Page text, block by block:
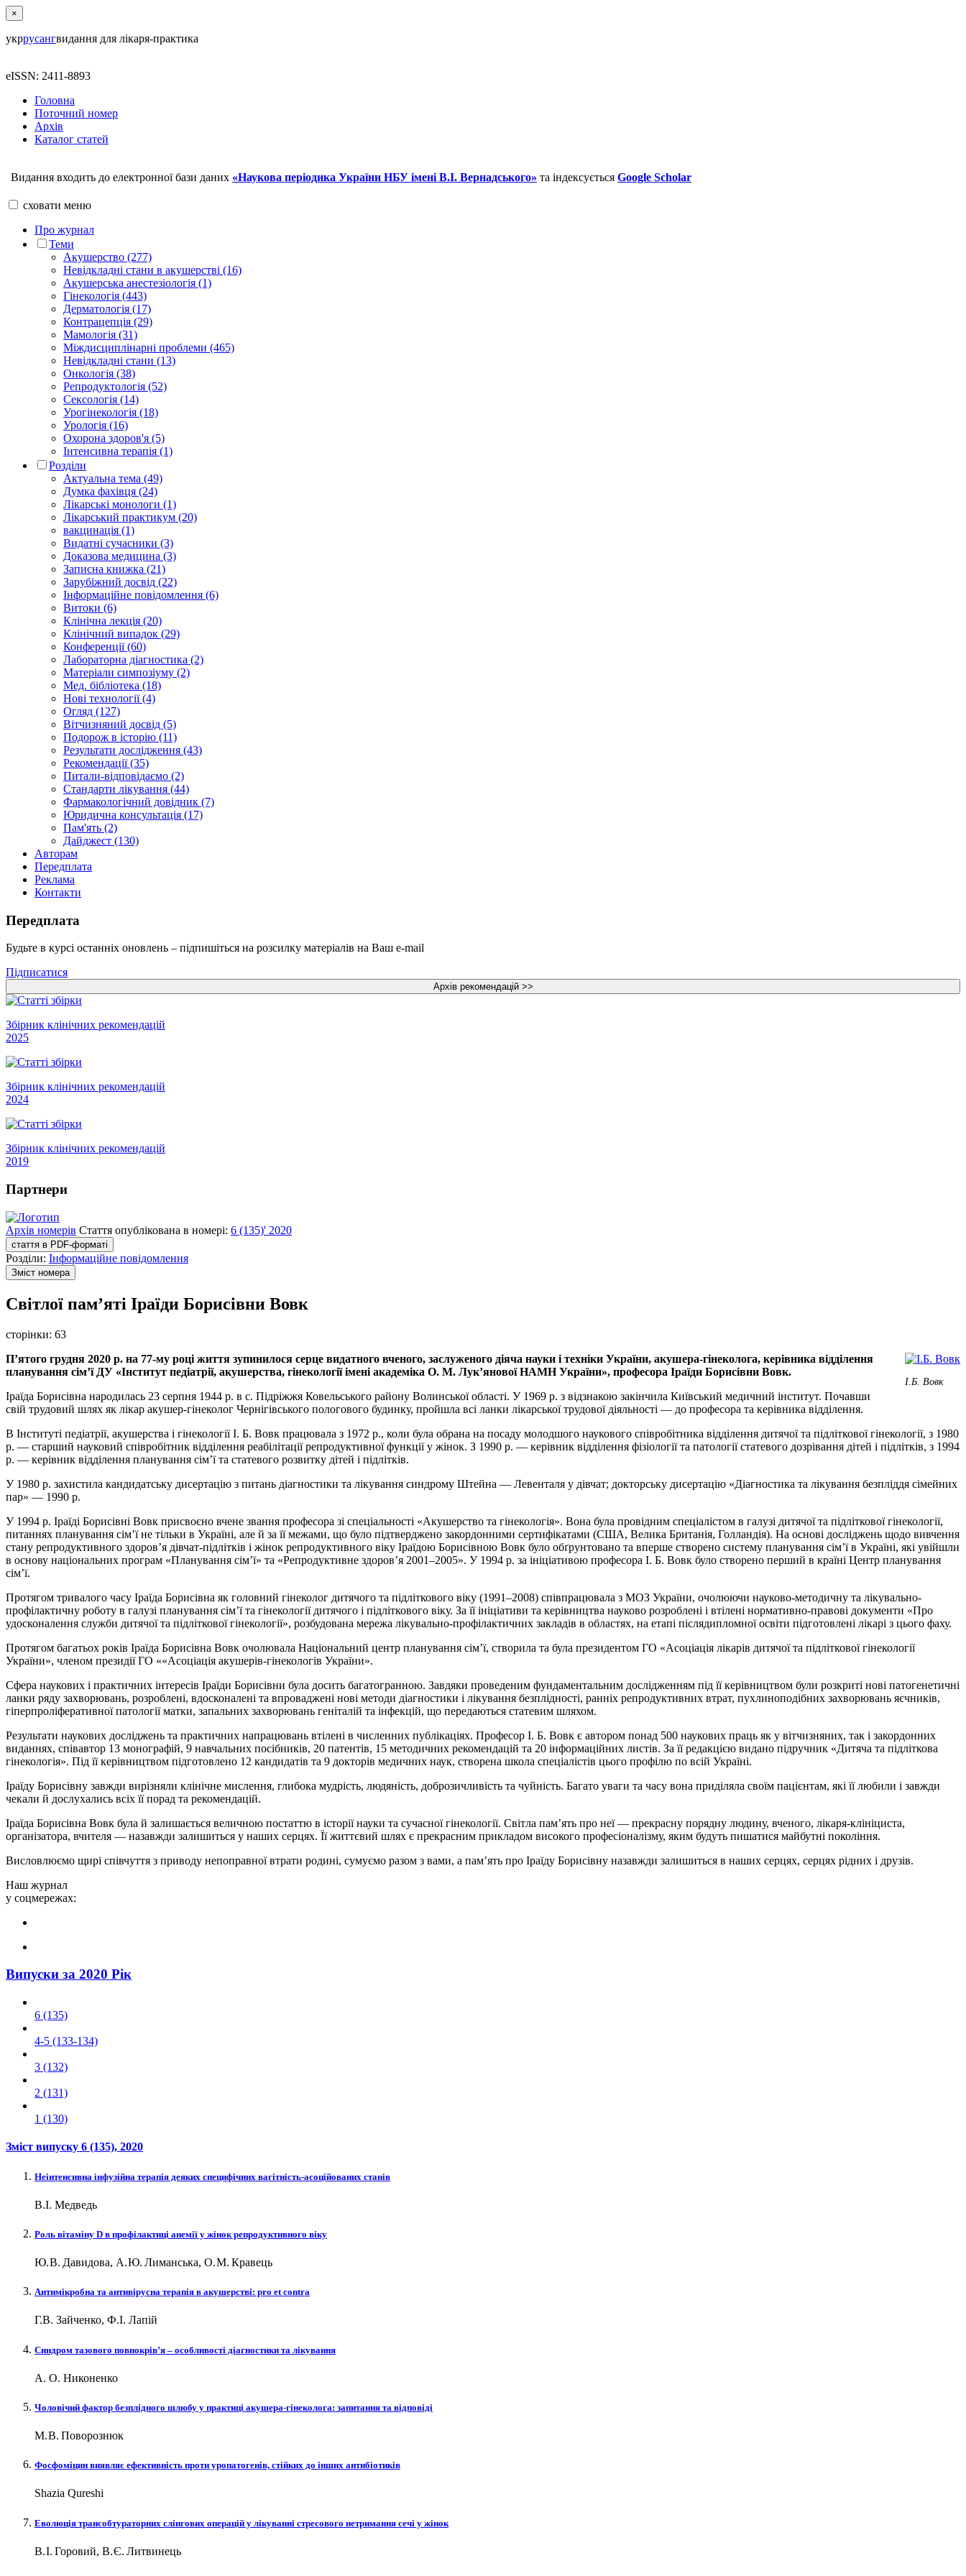
×
укррусангвидання для лікаря-практика
eISSN: 2411-8893
Головна
Поточний номер
Архів
Каталог статей
Видання входить до електронної бази даних «Наукова періодика України НБУ імені В.І. Вернадського» та індексується Google Scholar
сховати меню
Про журнал
Теми
Акушерство (277)
Невідкладні стани в акушерстві (16)
Акушерська анестезіологія (1)
Гінекологія (443)
Дерматологія (17)
Контрацепція (29)
Мамологія (31)
Міждисциплінарні проблеми (465)
Невідкладні стани (13)
Онкологія (38)
Репродуктологія (52)
Сексологія (14)
Урогінекологія (18)
Урологія (16)
Охорона здоров'я (5)
Інтенсивна терапія (1)
Розділи
Актуальна тема (49)
Думка фахівця (24)
Лікарські монологи (1)
Лікарський практикум (20)
вакцинація (1)
Видатні сучасники (3)
Доказова медицина (3)
Записна книжка (21)
Зарубіжний досвід (22)
Інформаційне повідомлення (6)
Витоки (6)
Клінічна лекція (20)
Клінічний випадок (29)
Конференції (60)
Лабораторна діагностика (2)
Матеріали симпозіуму (2)
Мед. бібліотека (18)
Нові технології (4)
Огляд (127)
Вітчизняний досвід (5)
Подорож в історію (11)
Результати дослідження (43)
Рекомендації (35)
Питали-відповідаємо (2)
Стандарти лікування (44)
Фармакологічний довідник (7)
Юридична консультація (17)
Пам'ять (2)
Дайджест (130)
Авторам
Передплата
Реклама
Контакти
Передплата
Будьте в курсі останніх оновлень – підпишіться на розсилку матеріалів на Ваш e-mail
Підписатися
Збірник клінічних рекомендацій
2025
Збірник клінічних рекомендацій
2024
Збірник клінічних рекомендацій
2019
Партнери
Архів номерів Стаття опублікована в номері: 6 (135)' 2020
стаття в PDF-форматі
Розділи: Інформаційне повідомлення
Зміст номера
Світлої пам’яті Іраїди Борисівни Вовк
сторінки: 63
І.Б. Вовк
П’ятого грудня 2020 р. на 77-му році життя зупинилося серце видатного вченого, заслуженого діяча науки і техніки України, акушера-гі­неколога, керівника відділення
планування сім’ї ДУ «Інститут педіатрії, акушерства, гінекології імені академіка О. М. Лук’янової НАМН України», професора Іраїди Борисівни Вовк.
Іраїда Борисівна народилась 23 серпня 1944 р. в с. Підріжжя Ковельського району Волинської області. У 1969 р. з відзнакою закінчила Київський медичний інститут. Почавши
свій трудовий шлях як лікар акушер-гінеколог Чернігівського пологового будинку, пройшла всі ланки лікарської трудової діяльності — до професора та керівника відділення.
В Інституті педіатрії, акушерства і гінекології І. Б. Вовк працювала з 1972 р., коли була обрана на посаду молодшого наукового співробітника відділення дитячої та підліткової гінекології, з 1980
р. — старший науковий співробітник відділення реабілітації репродуктивної функції у жінок. З 1990 р. — керівник відділення фізіології та патології статевого дозрівання дітей і підлітків, з 1994
р. — керівник відділення планування сім’ї та статевого розвитку дітей і підлітків.
У 1980 р. захистила кандидатську дисертацію з питань діагностики та лікування синдрому Штейна — Левенталя у дівчат; докторську дисертацію «Діагностика та лікування безпліддя сімейних
пар» — 1990 р.
У 1994 р. Іраїді Борисівні Вовк присвоєно вчене звання професора зі спеціальності «Акушерство та гінекологія». Вона була провідним спеціалістом в галузі дитячої та підліткової гінекології,
питаннях планування сім’ї не тільки в Україні, але й за її межами, що було підтверджено закордонними сертифікатами (США, Велика Британія, Голландія). На основі досліджень щодо вивчення
стану репродуктивного здоров’я дівчат-підлітків і жінок репродуктивного віку Іраїдою Борисівною Вовк було обґрунтовано та вперше створено систему планування сім’ї в Україні, які увійшли
в основу національних програм «Планування сім’ї» та «Репродуктивне здоров’я 2001–2005». У 1994 р. за ініціативою професора І. Б. Вовк було створено перший в країні Центр планування
сім’ї.
Протягом тривалого часу Іраїда Борисівна як головний гінеколог дитячого та підліткового віку (1991–2008) співпрацювала з МОЗ України, очолюючи науково-методичну та лікувально-
профілактичну роботу в галузі планування сім’ї та гінекології дитячого і підліткового віку. За її ініціативи та керівництва науково розроблені і втілені нормативно-правові документи «Про
удосконалення служби дитячої та підліткової гінекології», розбудована мережа лікувально-профілактичних закладів в областях, на етапі післядипломної освіти підготовлені лікарі з цього фаху.
Протягом багатьох років Іраїда Борисівна Вовк очолювала Національний центр планування сім’ї, створила та була президентом ГО «Асоціація лікарів дитячої та підліткової гінекології
України», членом президії ГО ««Асоціація акушерів-гінекологів України».
Сфера наукових і практичних інтересів Іраїди Борисівни була досить багатогранною. Завдяки проведеним фундаментальним дослідженням під її керівництвом були розкриті нові патогенетичні
ланки ряду захворювань, розроблені, вдосконалені та впроваджені нові методи діагностики і лікування безплідності, ранніх репродуктивних втрат, пухлиноподібних захворювань яєчників,
гіперпроліферативної патології матки, запальних захворювань геніталій та інфекцій, що передаються статевим шляхом.
Результати наукових досліджень та практичних напрацювань втілені в численних публікаціях. Професор І. Б. Вовк є автором понад 500 наукових праць як у вітчизняних, так і закордонних
виданнях, співавтор 13 монографій, 9 навчальних посібників, 20 патентів, 15 методичних рекомендацій та 20 інформаційних листів. За її редакцією видано підручник «Дитяча та підліткова
гінекологія». Під її керівництвом підготовлено 12 кандидатів та 9 докторів медичних наук, створена школа спеціалістів цього профілю по всій Україні.
Іраїду Борисівну завжди вирізняли клінічне мислення, глибока мудрість, людяність, доброзичливість та чуйність. Багато уваги та часу вона приділяла своїм пацієнтам, які її любили і завжди
чекали й дослухались всіх її порад та рекомендацій.
Іраїда Борисівна Вовк була й залишається величною постаттю в історії науки та сучасної гінекології. Світла пам’ять про неї — прекрасну порядну людину, вченого, лікаря-клініциста,
організатора, вчителя — назавжди залишиться у наших серцях. Її життєвий шлях є прекрасним прикладом високого професіоналізму, яким будуть пишатися майбутні покоління.
Висловлюємо щирі співчуття з приводу непоправної втрати родині, сумуємо разом з вами, а пам’ять про Іраїду Борисівну назавжди залишиться в наших серцях, серцях рідних і друзів.
Наш журнал
у соцмережах:
Випуски за 2020 Рік
6 (135)
4-5 (133-134)
3 (132)
2 (131)
1 (130)
Зміст випуску 6 (135), 2020
Неінтенсивна інфузійна терапія деяких специфічних вагітність-асоційованих станів
В.І. Медведь
Роль вітаміну D в профілактиці анемії у жінок репродуктивного віку
Ю. В. Давидова, А. Ю. Лиманська, О. М. Кравець
Антимікробна та антивірусна терапія в акушерстві: рro et сontra
Г.В. Зайченко, Ф.І. Лапій
Синдром тазового повнокрів’я – ​особливості діагностики та лікування
А. О. Никоненко
Чоловічий фактор безплідного шлюбу у практиці акушера-гінеколога: запитання та відповіді
М. В. Поворознюк
Фосфоміцин виявляє ефективність проти уропатогенів, стійких до інших антибіотиків
Shazia Qureshi
Еволюція трансобтураторних слінгових операцій у лікуванні стресового нетримання сечі у жінок
В. І. Горовий, В. Є. Литвинець